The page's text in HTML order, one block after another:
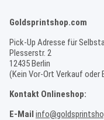
Goldsprintshop.com
Pick-Up Adresse für
Plesserstr. 2
12435 Berlin
(Kein Vor-Ort Verkauf oder
Kontakt Onlineshop:
E-Mail